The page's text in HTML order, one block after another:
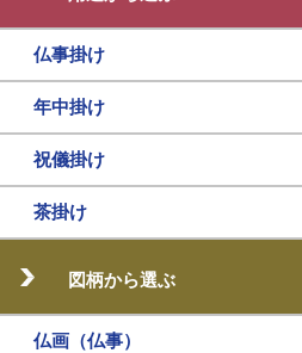
仏事掛け
年中掛け
祝儀掛け
茶掛け
図柄から選ぶ
仏画（仏事）